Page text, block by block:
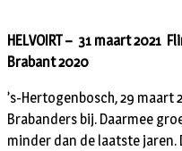
HELVOIRT – 31 maart 2021
Brabant 2020
’s-Hertogenbosch, 29 maart
Brabanders bij. Daarmee
minder dan de laatste